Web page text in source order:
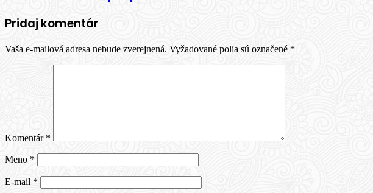
Pridaj komentár
Vaša e-mailová adresa nebude zverejnená. Vyžadované polia sú označené *
Komentár *
Meno *
E-mail *